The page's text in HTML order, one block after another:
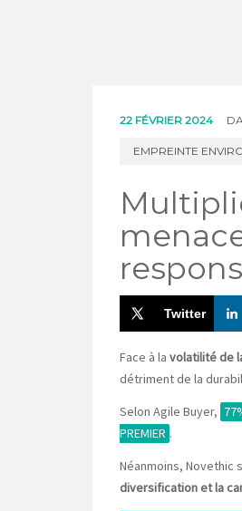
22 FÉVRIER 2024
EMPREINTE
Twitter
Face à la volatilité de
détriment de la
Selon Agile Buyer,
PREMIER .
Néanmoins, Novethic
diversification et la